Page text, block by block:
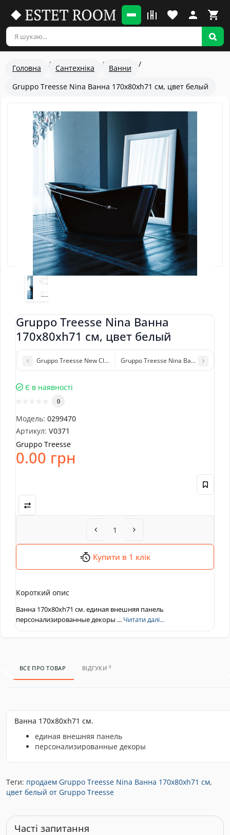
Головна Сантехніка
Ванни
Gruppo Treesse Nina Ванна 170x80xh71 см, цвет белый
Gruppo Treesse Nina Ванна
170x80xh71 см, цвет белый
Gruppo Treesse New Classic Young Ванна 170x85xh57 см, цвет
Gruppo Treesse Nina Ванна
Є в наявності
0
Модель: 0299470
Артикул: V0371
Gruppo Treesse
0.00 грн
Купити в 1 клік
Короткий опис
Ванна 170x80xh71 см. единая внешняя панель
персонализированные декоры ... Читати далі...
ВСЕ ПРО ТОВАР ВІДГУКИ0
Ванна 170x80xh71 см.
единая внешняя панель
персонализированные декоры
Теги: продаем Gruppo Treesse Nina Ванна 170x80xh71 см,
цвет белый от Gruppo Treesse
Часті запитання